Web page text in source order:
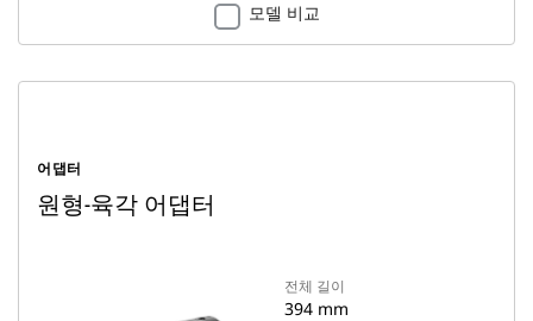
모델 비교
어댑터
원형-육각 어댑터
전체 길이
394 mm